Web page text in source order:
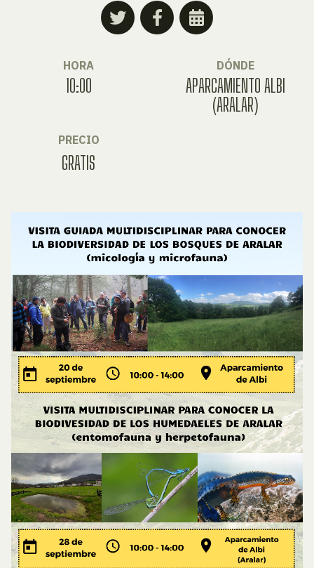
HORA
10:00
DÓNDE
APARCAMIENTO ALBI
(ARALAR)
PRECIO
GRATIS